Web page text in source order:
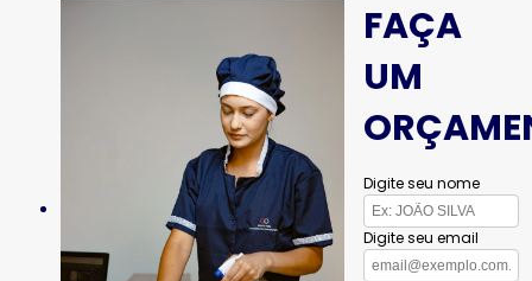
FAÇA
UM
Digite seu nome
Digite seu email